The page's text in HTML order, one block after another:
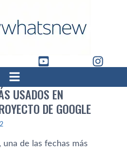
USADOS EN
DE GOOGLE
de las fechas más